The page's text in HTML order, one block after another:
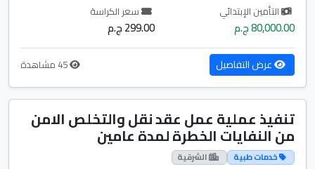
التأمين الإبتدائي
80,000.00 ج.م
سعر الكراسة
299.00 ج.م
عرض التفاصيل
تنفيذ عملية عمل عقد نقل والتخلص الامن
من النفايات الخطرة لمدة عامين
خدمات طبية الشرقية